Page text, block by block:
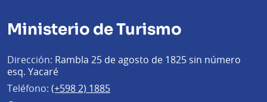
Ministerio de Turismo
Dirección: Rambla 25 de agosto de 1825 sin número
esq. Yacaré
Teléfono: (+598 2) 1885